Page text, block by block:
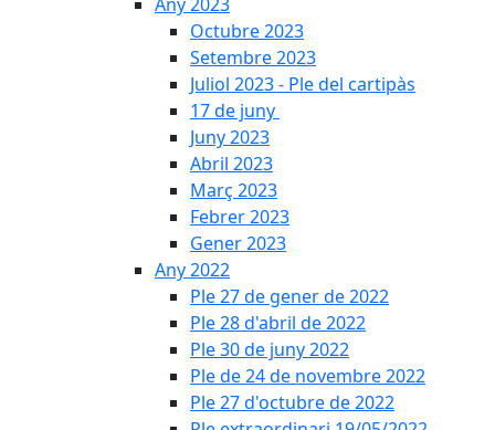
Octubre 2023
Setembre 2023
Juliol 2023 - Ple del cartipàs
17 de juny
Juny 2023
Abril 2023
Març 2023
Febrer 2023
Gener 2023
Any 2022
Ple 27 de gener de 2022
Ple 28 d'abril de 2022
Ple 30 de juny 2022
Ple de 24 de novembre 2022
Ple 27 d'octubre de 2022